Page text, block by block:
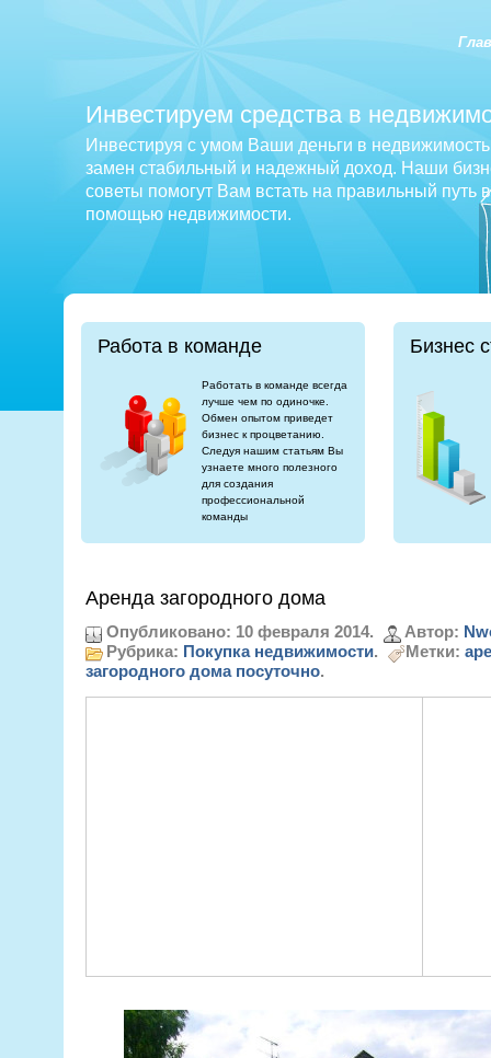
Инвестируем средства в
Инвестируя с умом Ваши деньги в
замен стабильный и надежный доход. Наши
советы помогут Вам встать на правильный путь
помощью недвижимости.
Работа в команде
Работать в команде всегда
лучше чем по одиночке.
Обмен опытом приведет
бизнес к процветанию.
Следуя нашим статьям Вы
узнаете много полезного
для создания
профессиональной
команды
Бизнес
Аренда загородного дома
Опубликовано: 10 февраля 2014. Автор:
Рубрика: Покупка недвижимости. Метки:
загородного дома посуточно.